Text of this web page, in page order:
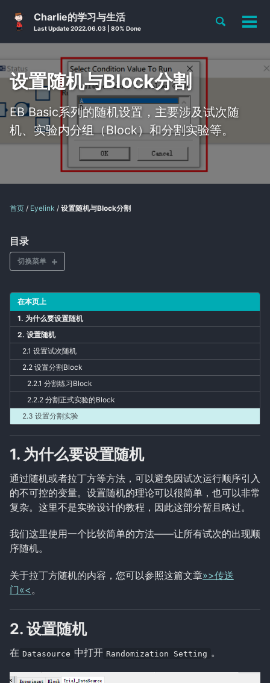
Skip
links
Charlie的学习与生活
Last Update 2022.06.03 | 80% Done
Toggle 切
设置随机与Block分割
EB Basic系列的随机设置，主要涉及试次随
机、实验内分组（Block）和分割实验等。
首页 / Eyelink / 设置随机与Block分割
目录
切换菜单
认识软件
编程前的实验设计准备
Experiment层
Block层
Trial层
Recording层
随机设置
计算反应时和正确率
行为信息记录
实验的保存、编译、压缩与迁移
拉丁方设计
文字自动化分兴趣区
播放视频
录音
GC-Window范式
Visual World范式
多模态
真随机
主试机操作
3rd-Party Tools
在本页上
1. 为什么要设置随机
2. 设置随机
2.1 设置试次随机
2.2 设置分割Block
2.2.1 分割练习Block
2.2.2 分割正式实验的Block
2.3 设置分割实验
1. 为什么要设置随机
通过随机或者拉丁方等方法，可以避免因试次运行顺序引入
的不可控的变量。设置随机的理论可以很简单，也可以非常
复杂。这里不是实验设计的教程，因此这部分暂且略过。
我们这里使用一个比较简单的方法——让所有试次的出现顺
序随机。
关于拉丁方随机的内容，您可以参照这篇文章»>传送
门«<。
2. 设置随机
在 Datasource 中打开 Randomization Setting 。